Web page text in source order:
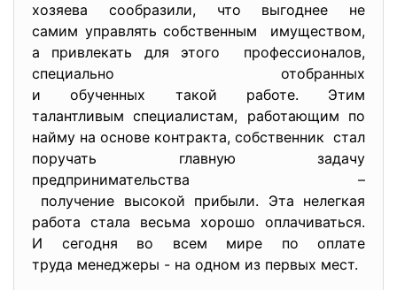
хозяева сообразили, что выгоднее не
самим управлять собственным имуществом,
а привлекать для этого профессионалов,
специально отобранных
и обученных такой работе. Этим
талантливым специалистам, работающим по
найму на основе контракта, собственник стал
поручать главную задачу
предпринимательства –
получение высокой прибыли. Эта нелегкая
работа стала весьма хорошо оплачиваться.
И сегодня во всем мире по оплате
труда менеджеры - на одном из первых мест.